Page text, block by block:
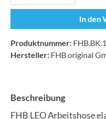
In den
Produktnummer:
Hersteller: FHB original
Beschreibung
FHB LEO Arbeitshose